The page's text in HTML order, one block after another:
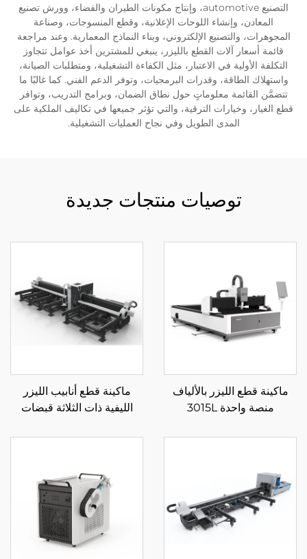
التصنيع automotive، وإنتاج مكونات الطيران والفضاء، وورش تصنيع
المعادن، وإنشاء اللوحات الإعلانية، وقطع المنسوجات، وصناعة
المجوهرات، والتصنيع الإلكتروني، وبناء النماذج المعمارية. وعند مراجعة
قائمة أسعار آلات القطع بالليزر، ينبغي للمشترين أخذ عوامل تتجاوز
التكلفة الأولية في الاعتبار، مثل الكفاءة التشغيلية، ومتطلبات الصيانة،
واستهلاك الطاقة، وقدرات البرمجيات، وتوفر الدعم الفني. كما غالبًا ما
تتضمَّن القائمة معلوماتٍ حول نطاق الضمان، وبرامج التدريب، وتوافر
قطع الغيار، وخيارات الترقية، والتي تؤثر جميعها في تكاليف الملكية على
المدى الطويل وفي نجاح العمليات التشغيلية.
توصيات منتجات جديدة
ماكينة قطع الليزر بالألياف
منصة واحدة 3015L
ماكينة قطع أنابيب الليزر
الليفية ذات الثلاثة قبضات